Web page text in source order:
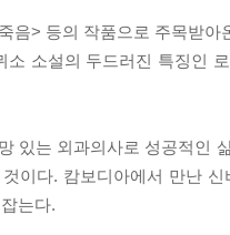
음> 등의 작품으로 주목받
소 소설의 두드러진 특징인
있는 외과의사로 성공적인
이다. 캄보디아에서 만난
는다.